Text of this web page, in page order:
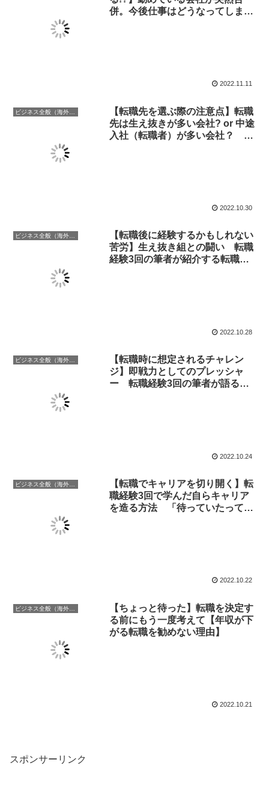
併。今後仕事はどうなってしま
2022.11.11
【転職先を選ぶ際の注意点】転職
先は生え抜きが多い会社? or 中途
入社（転職者）が多い会社？ 中
2022.10.30
ビジネス全般（海外での働き方含む）
【転職後に経験するかもしれない
苦労】生え抜き組との闘い 転職
経験3回の筆者が紹介する転職後
2022.10.28
ビジネス全般（海外での働き方含む）
【転職時に想定されるチャレン
ジ】即戦力としてのプレッシャ
ー 転職経験3回の筆者が語る転
2022.10.24
【転職でキャリアを切り開く】転
職経験3回で学んだ自らキャリア
を造る方法 「待っていたってキ
2022.10.22
【ちょっと待った】転職を決定す
る前にもう一度考えて【年収が下
がる転職を勧めない理由】
2022.10.21
スポンサーリンク